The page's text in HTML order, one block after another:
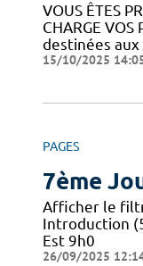
VOUS ÊTES
CHARGE
destinées aux
15/10/2025
PAGES
7ème
Afficher le
Introduction
Est 9h0
26/09/2025